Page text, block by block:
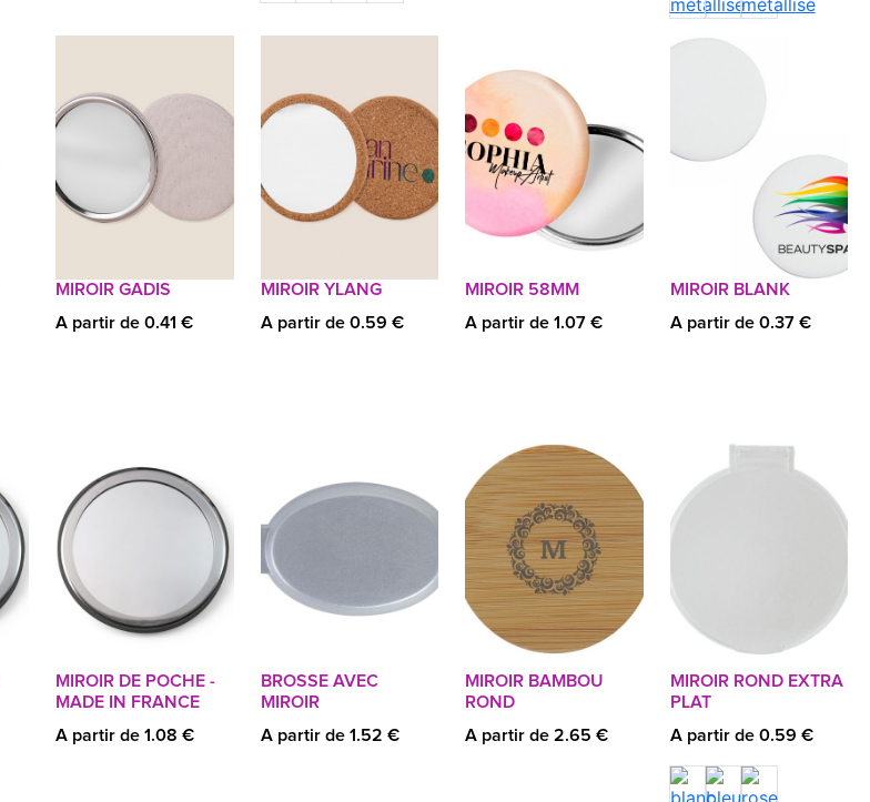
MIROIR GADIS
A partir de 0.41 €
MIROIR YLANG
A partir de 0.59 €
MIROIR 58MM
A partir de 1.07 €
MIROIR BLANK
A partir de 0.37 €
MIROIR DE POCHE -
MADE IN FRANCE
A partir de 1.08 €
BROSSE AVEC
MIROIR
A partir de 1.52 €
MIROIR BAMBOU
ROND
A partir de 2.65 €
MIROIR ROND EXTRA
PLAT
A partir de 0.59 €